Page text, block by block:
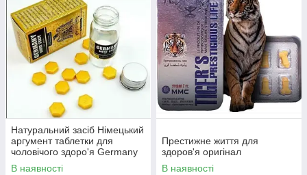
Натуральний засіб Німецький
аргумент таблетки для
чоловічого здоро'я Germany
must state оригінал
В наявності
Престижне життя для
здоров'я оригінал
В наявності